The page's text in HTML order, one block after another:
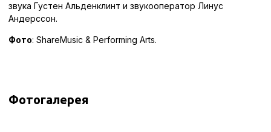
звука Густен Альденклинт и звукооператор Линус
Андерссон.
Фото: ShareMusic & Performing Arts.
Фотогалерея